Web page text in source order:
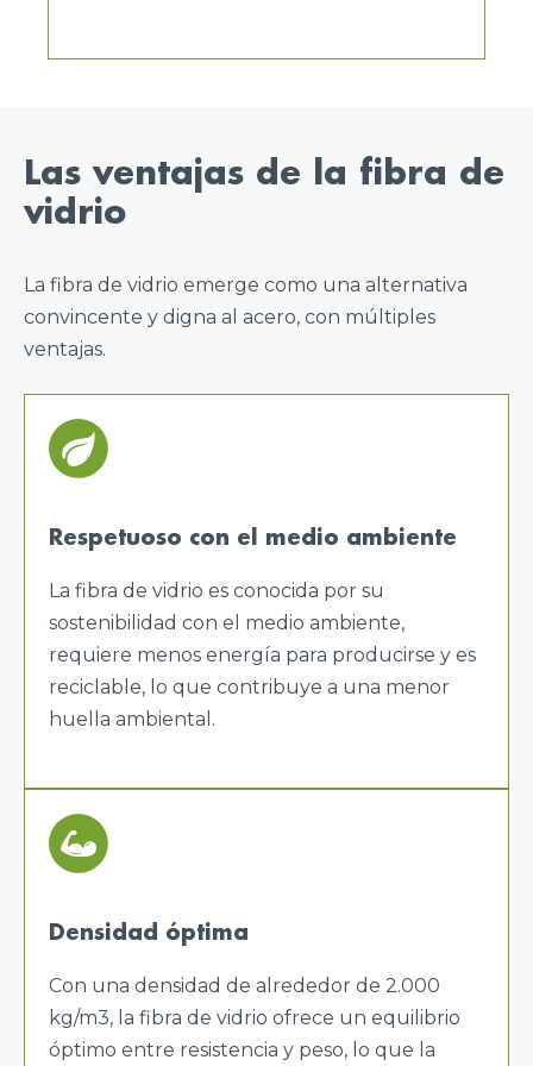
Las ventajas de la fibra de
vidrio
La fibra de vidrio emerge como una alternativa
convincente y digna al acero, con múltiples
ventajas.
Respetuoso con el medio ambiente
La fibra de vidrio es conocida por su
sostenibilidad con el medio ambiente,
requiere menos energía para producirse y es
reciclable, lo que contribuye a una menor
huella ambiental.
Densidad óptima
Con una densidad de alrededor de 2.000
kg/m3, la fibra de vidrio ofrece un equilibrio
óptimo entre resistencia y peso, lo que la